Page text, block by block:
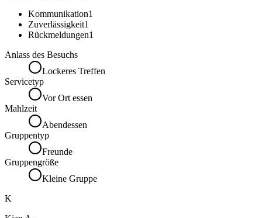
Kommunikation1
Zuverlässigkeit1
Rückmeldungen1
Anlass des Besuchs
Lockeres Treffen
Servicetyp
Vor Ort essen
Mahlzeit
Abendessen
Gruppentyp
Freunde
Gruppengröße
Kleine Gruppe
K